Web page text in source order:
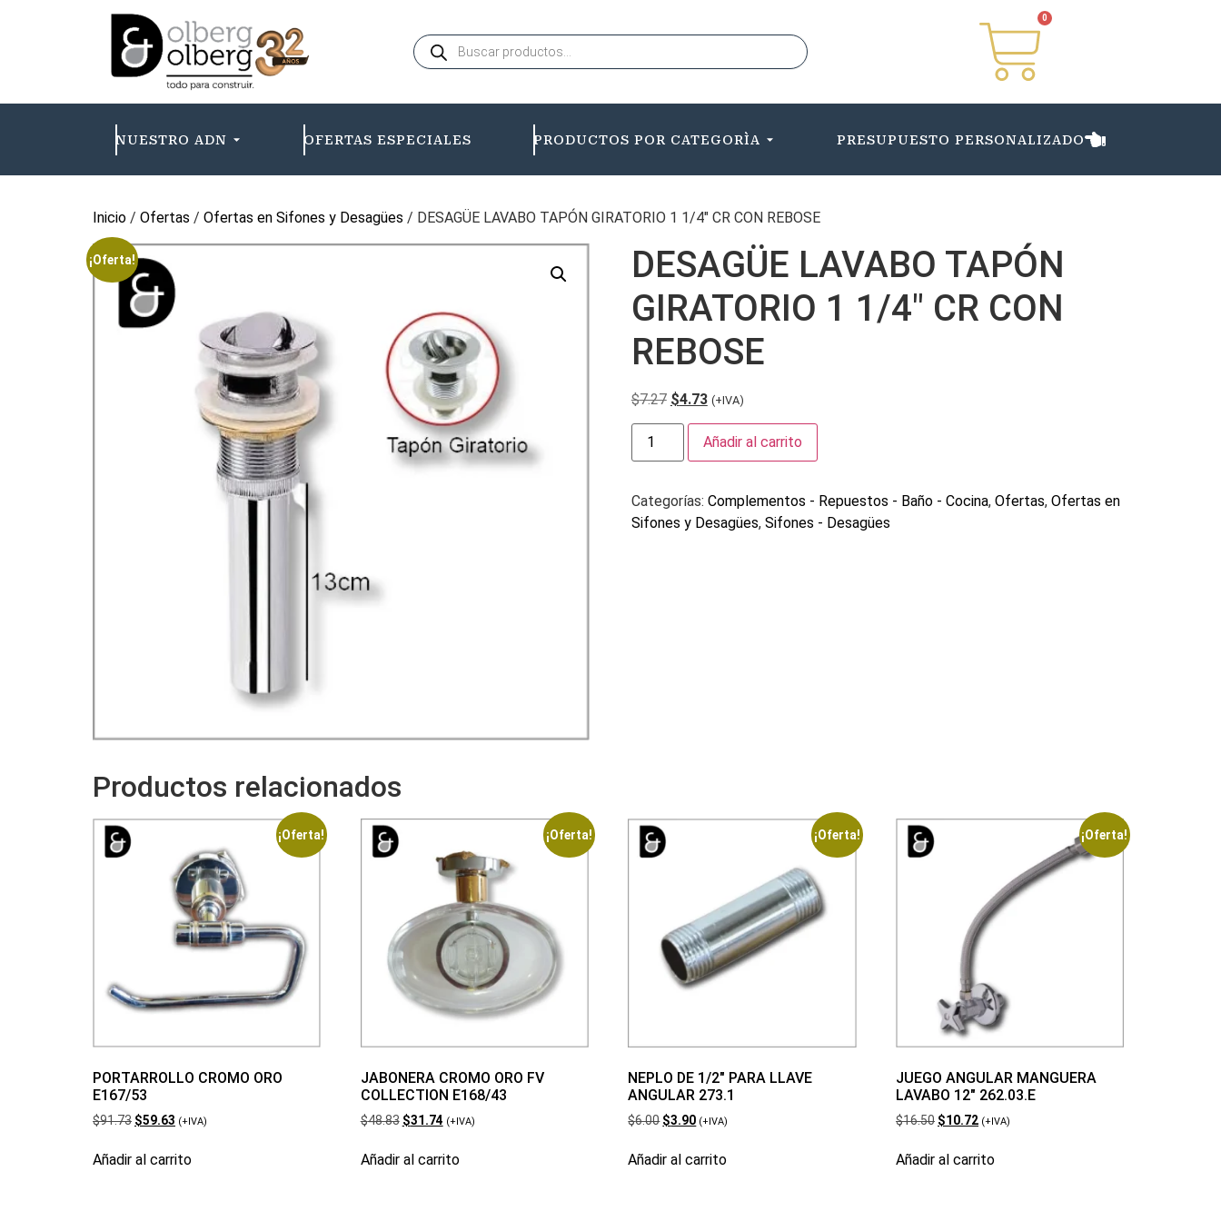
0
NUESTRO ADN OFERTAS ESPECIALES PRODUCTOS POR CATEGORÌA PRESUPUESTO PERSONALIZADO
Inicio / Ofertas / Ofertas en Sifones y Desagües / DESAGÜE LAVABO TAPÓN GIRATORIO 1 1/4″ CR CON REBOSE
¡Oferta!
DESAGÜE LAVABO TAPÓN
GIRATORIO 1 1/4″ CR CON
REBOSE
$7.27 $4.73 (+IVA)
Añadir al carrito
Categorías: Complementos - Repuestos - Baño - Cocina, Ofertas, Ofertas en
Sifones y Desagües, Sifones - Desagües
Productos relacionados
¡Oferta!
PORTARROLLO CROMO ORO
E167/53
$91.73 $59.63 (+IVA)
Añadir al carrito
¡Oferta!
JABONERA CROMO ORO FV
COLLECTION E168/43
$48.83 $31.74 (+IVA)
Añadir al carrito
¡Oferta!
NEPLO DE 1/2″ PARA LLAVE
ANGULAR 273.1
$6.00 $3.90 (+IVA)
Añadir al carrito
¡Oferta!
JUEGO ANGULAR MANGUERA
LAVABO 12″ 262.03.E
$16.50 $10.72 (+IVA)
Añadir al carrito